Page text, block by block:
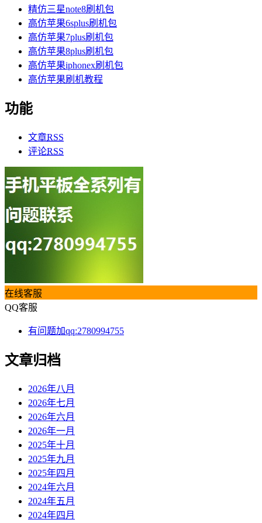
精仿三星note8刷机包
高仿苹果6splus刷机包
高仿苹果7plus刷机包
高仿苹果8plus刷机包
高仿苹果iphonex刷机包
高仿苹果刷机教程
功能
文章RSS
评论RSS
在线客服
QQ客服
有问题加qq:2780994755
文章归档
2026年八月
2026年七月
2026年六月
2026年一月
2025年十月
2025年九月
2025年四月
2024年六月
2024年五月
2024年四月